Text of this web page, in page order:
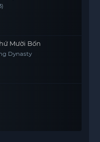
Mười Bốn
Dynasty